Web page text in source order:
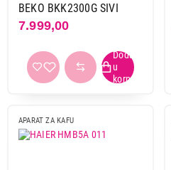
1500 ml
300 ml
350 ml
480 w
BEKO BKK2300G SIVI
7.999,00
APARAT ZA KAFU